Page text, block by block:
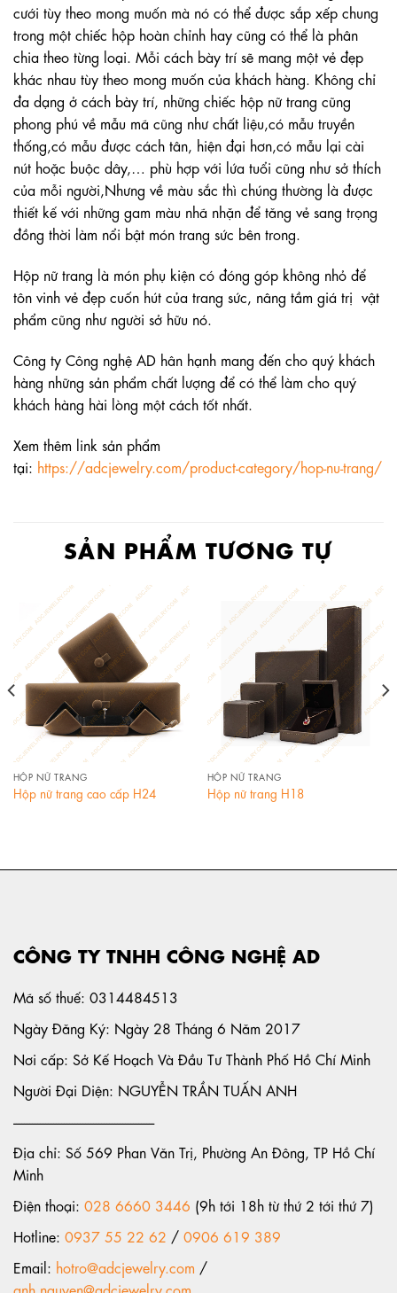
cưới tùy theo mong muốn mà nó có thể được sắp xếp chung
trong một chiếc hộp hoàn chỉnh hay cũng có thể là phân
chia theo từng loại. Mỗi cách bày trí sẽ mang một vẻ đẹp
khác nhau tùy theo mong muốn của khách hàng. Không chỉ
đa dạng ở cách bày trí, những chiếc hộp nữ trang cũng
phong phú về mẫu mã cũng như chất liệu,có mẫu truyền
thống,có mẫu được cách tân, hiện đại hơn,có mẫu lại cài
nút hoặc buộc dây,… phù hợp với lứa tuổi cũng như sở thích
của mỗi người,Nhưng về màu sắc thì chúng thường là được
thiết kế với những gam màu nhã nhặn để tăng vẻ sang trọng
đồng thời làm nổi bật món trang sức bên trong.
Hộp nữ trang là món phụ kiện có đóng góp không nhỏ để
tôn vinh vẻ đẹp cuốn hút của trang sức, nâng tầm giá trị vật
phẩm cũng như người sở hữu nó.
Công ty Công nghệ AD hân hạnh mang đến cho quý khách
hàng những sản phẩm chất lượng để có thể làm cho quý
khách hàng hài lòng một cách tốt nhất.
Xem thêm link sản phẩm
tại: https://adcjewelry.com/product-category/hop-nu-trang/
SẢN PHẨM TƯƠNG TỰ
HỘP NỮ TRANG
Hộp nữ trang cao cấp H24
HỘP NỮ TRANG
Hộp nữ trang H18
CÔNG TY TNHH CÔNG NGHỆ AD
Mã số thuế: 0314484513
Ngày Đăng Ký: Ngày 28 Tháng 6 Năm 2017
Nơi cấp: Sở Kế Hoạch Và Đầu Tư Thành Phố Hồ Chí Minh
Người Đại Diện: NGUYỄN TRẦN TUẤN ANH
-----------------------------------------------------
Địa chỉ: Số 569 Phan Văn Trị, Phường An Đông, TP Hồ Chí
Minh
Điện thoại: 028 6660 3446 (9h tới 18h từ thứ 2 tới thứ 7)
Hotline: 0937 55 22 62 / 0906 619 389
Email: hotro@adcjewelry.com /
anh.nguyen@adcjewelry.com